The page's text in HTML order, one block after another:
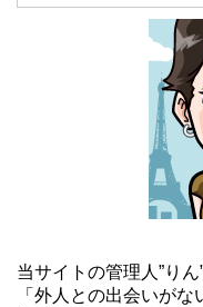
当サイトの管理人”りん
「外人との出会いが